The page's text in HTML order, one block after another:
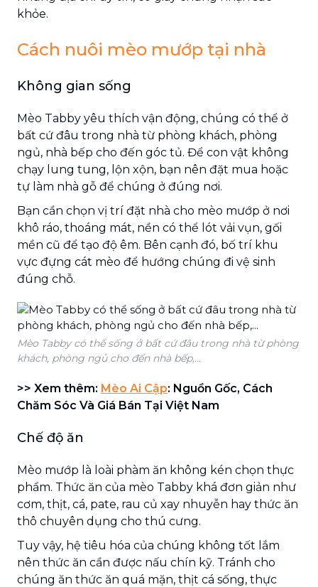
khỏe.
Cách nuôi mèo mướp tại nhà
Không gian sống
Mèo Tabby yêu thích vận động, chúng có thể ở
bất cứ đâu trong nhà từ phòng khách, phòng
ngủ, nhà bếp cho đến góc tủ. Để con vật không
chạy lung tung, lộn xộn, bạn nên đặt mua hoặc
tự làm nhà gỗ để chúng ở đúng nơi.
Bạn cần chọn vị trí đặt nhà cho mèo mướp ở nơi
khô ráo, thoáng mát, nền có thể lót vải vụn, gối
mền cũ để tạo độ êm. Bên cạnh đó, bố trí khu
vực đựng cát mèo để hướng chúng đi vệ sinh
đúng chỗ.
Mèo Tabby có thể sống ở bất cứ đâu trong nhà từ phòng
khách, phòng ngủ cho đến nhà bếp,...
>> Xem thêm: Mèo Ai Cập: Nguồn Gốc, Cách
Chăm Sóc Và Giá Bán Tại Việt Nam
Chế độ ăn
Mèo mướp là loài phàm ăn không kén chọn thực
phẩm. Thức ăn của mèo Tabby khá đơn giản như
cơm, thịt, cá, pate, rau củ xay nhuyễn hay thức ăn
thô chuyên dụng cho thú cưng.
Tuy vậy, hệ tiêu hóa của chúng không tốt lắm
nên thức ăn cần được nấu chín kỹ. Tránh cho
chúng ăn thức ăn quá mặn, thịt cá sống, thực